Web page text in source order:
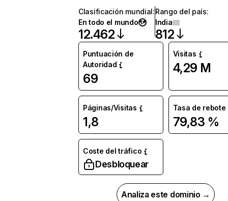
Clasificación mundial:
En todo el mundo
12.462
Rango del país:
India
812
Puntuación de
Autoridad
69
Visitas
4,29 M
Páginas/Visitas
1,8
Tasa de rebote
79,83 %
Coste del tráfico
Desbloquear
Analiza este dominio →